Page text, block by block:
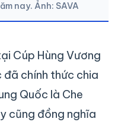
nay. Ảnh: SAVA
Cúp Hùng Vương
chính thức chia
Quốc là Che
cũng đồng nghĩa